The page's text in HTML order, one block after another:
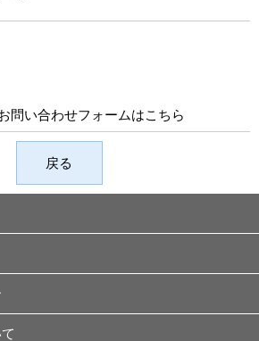
問い合わせフォームはこちら
戻る